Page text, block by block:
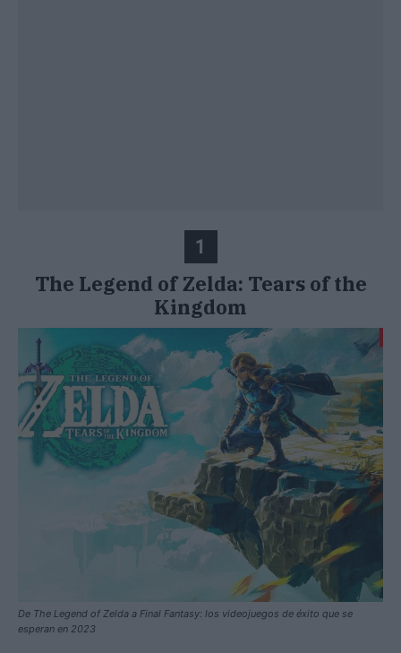
1
The Legend of Zelda: Tears of the
Kingdom
De The Legend of Zelda a Final Fantasy: los videojuegos de éxito que se
esperan en 2023